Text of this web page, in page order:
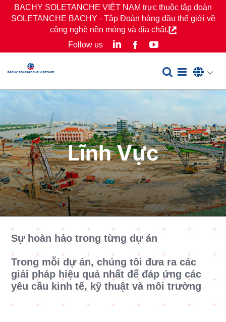
SkipBACHY SOLETANCHE VIỆT NAM trực thuộc tập đoàn
SOLETANCHE BACHY - Tập Đoàn hàng đầu thế giới về
công nghệ nền móng và địa chất.
Follow us
LinkedInFacebookYouTube
Lĩnh Vực
Sự hoàn hảo trong từng dự án
Trong mỗi dự án, chúng tôi đưa ra các
giải pháp hiệu quả nhất để đáp ứng các
yêu cầu kinh tế, kỹ thuật và môi trường